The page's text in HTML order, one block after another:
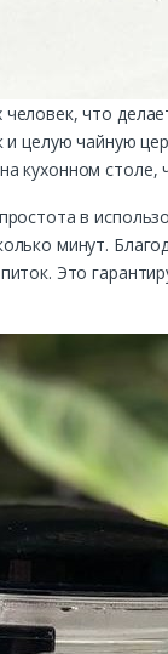
что
целую чайную
кухонном столе,
в
минут.
Это